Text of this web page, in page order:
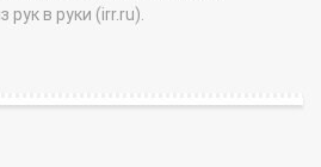
рук в руки (irr.ru).